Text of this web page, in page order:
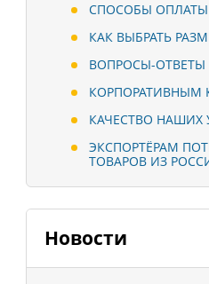
СПОСОБЫ ОПЛАТЫ
КАК ВЫБРАТЬ
ВОПРОСЫ-ОТВЕТЫ
КОРПОРАТИВНЫМ
КАЧЕСТВО НАШИХ
ЭКСПОРТЁРАМ
ТОВАРОВ ИЗ
Новости